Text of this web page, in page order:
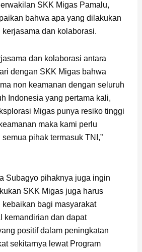
SKK Migas Pamalu,
bahwa apa yang dilakukan
kerjasama dan kolaborasi.
dan kolaborasi antara
dengan SKK Migas bahwa
non keamanan dengan seluruh
Indonesia yang pertama kali,
Migas punya resiko tinggi
maka kami perlu
pihak termasuk TNI,”
Subagyo pihaknya juga ingin
SKK Migas juga harus
bagi masyarakat
kemandirian dan dapat
positif dalam peningkatan
sekitarnya lewat Program